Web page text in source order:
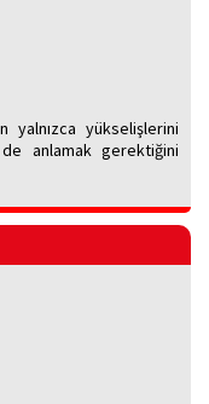
yalnızca yükselişlerini
anlamak gerektiğini